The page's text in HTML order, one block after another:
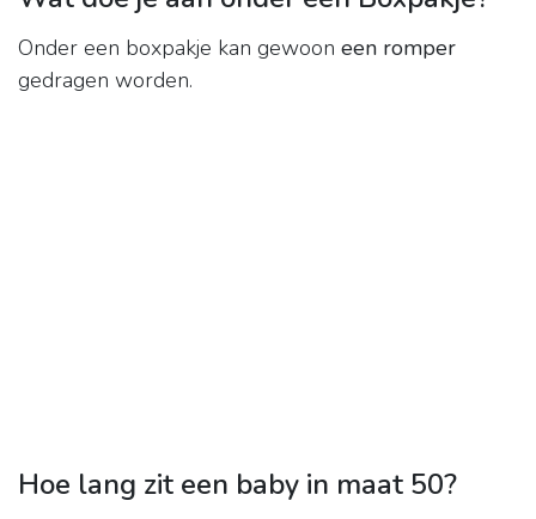
Onder een boxpakje kan gewoon een romper
gedragen worden.
Hoe lang zit een baby in maat 50?